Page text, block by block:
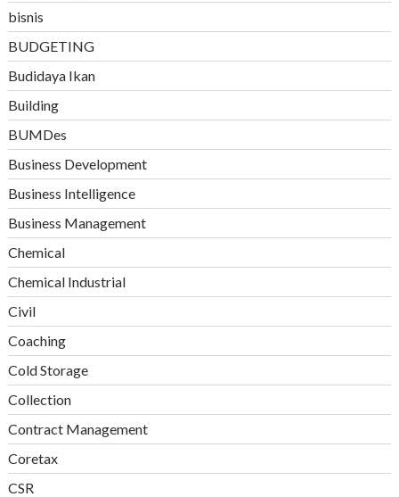
bisnis
BUDGETING
Budidaya Ikan
Building
BUMDes
Business Development
Business Intelligence
Business Management
Chemical
Chemical Industrial
Civil
Coaching
Cold Storage
Collection
Contract Management
Coretax
CSR